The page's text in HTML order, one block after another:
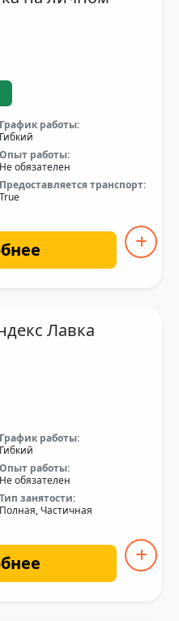
График работы:
Гибкий
Опыт работы:
Не обязателен
Предоставляется транспорт:
True
Лавка
График работы:
Гибкий
Опыт работы:
Не обязателен
Тип занятости:
Полная, Частичная